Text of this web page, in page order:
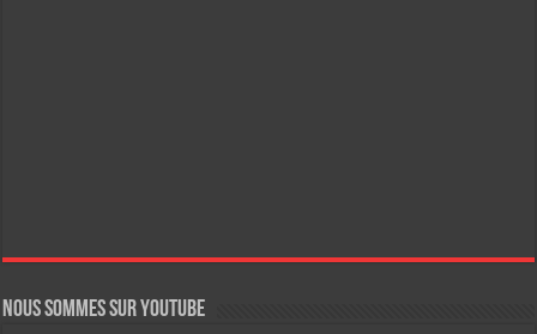
Nous sommes sur YouTube